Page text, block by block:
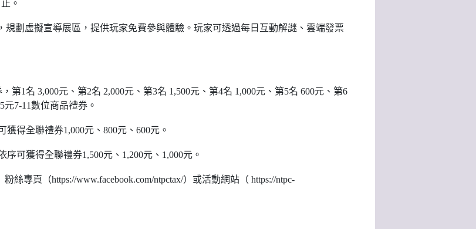
。
劃虛擬宣導展區，提供玩家免費參與體驗。玩家可透過每日互動解謎、雲端發票
1名 3,000元、第2名 2,000元、第3名 1,500元、第4名 1,000元、第5名 600元、第6
元7-11數位商品禮券。
得全聯禮券1,000元、800元、600元。
獲得全聯禮券1,500元、1,200元、1,000元。
專頁（https://www.facebook.com/ntpctax/）或活動網站（ https://ntpc-